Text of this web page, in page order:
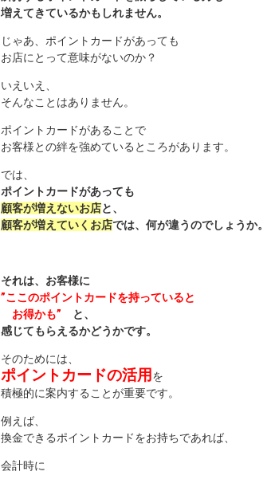
増えてきているかもしれません。
じゃあ、ポイントカードがあっても
お店にとって意味がないのか？
いえいえ、
そんなことはありません。
ポイントカードがあることで
お客様との絆を強めているところがあります。
では、
ポイントカードがあっても
顧客が増えないお店と、
顧客が増えていくお店では、何が違うのでしょうか。
それは、お客様に
”ここのポイントカードを持っていると
お得かも” と、
感じてもらえるかどうかです。
そのためには、
ポイントカードの活用 を
積極的に案内することが重要です。
例えば、
換金できるポイントカードをお持ちであれば、
会計時に